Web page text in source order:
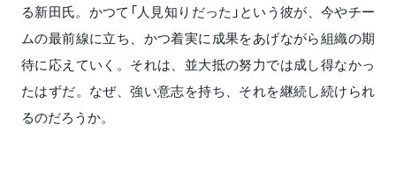
る新田氏。かつて「人見知りだった」という彼が、今やチー
ムの最前線に立ち、かつ着実に成果をあげながら組織の期
待に応えていく。それは、並大抵の努力では成し得なかっ
たはずだ。なぜ、強い意志を持ち、それを継続し続けられ
るのだろうか。